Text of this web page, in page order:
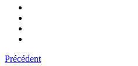
Précédent